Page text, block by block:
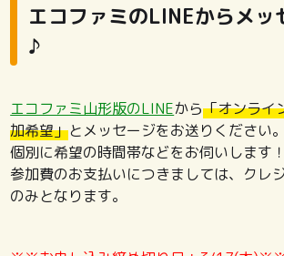
エコファミのLINEからメッ
♪
エコファミ山形版のLINEから「オンライ
加希望」とメッセージをお送りください。
個別に希望の時間帯などをお伺いします！
参加費のお支払いにつきましては、クレ
のみとなります。